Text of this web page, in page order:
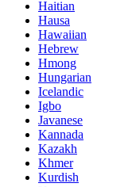
Haitian
Hausa
Hawaiian
Hebrew
Hmong
Hungarian
Icelandic
Igbo
Javanese
Kannada
Kazakh
Khmer
Kurdish